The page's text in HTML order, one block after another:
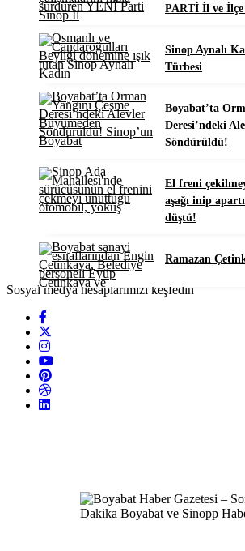
PARTİ İl ve
Sinop Aynalı
Türbesi
Boyabat’ta
Deresi’ndeki
Söndürüldü!
El freni
aşağı inip
düştü!
Ramazan
Sosyal medya hesaplarımızı keşfedin